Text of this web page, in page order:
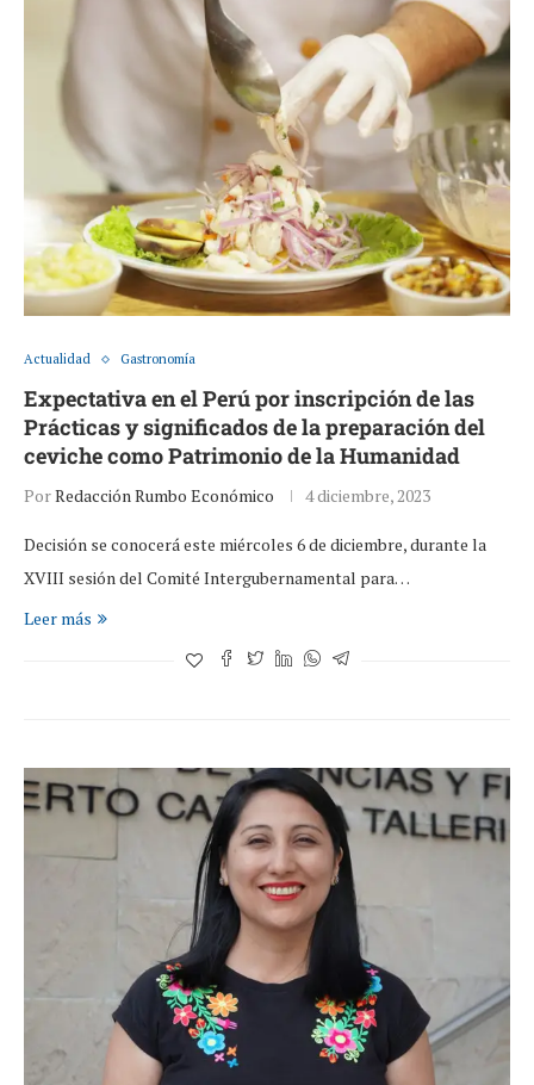
Actualidad Gastronomía
Expectativa en el Perú por inscripción de las
Prácticas y significados de la preparación del
ceviche como Patrimonio de la Humanidad
PorRedacción Rumbo Económico 4 diciembre, 2023
Decisión se conocerá este miércoles 6 de diciembre, durante la
XVIII sesión del Comité Intergubernamental para…
Leer más